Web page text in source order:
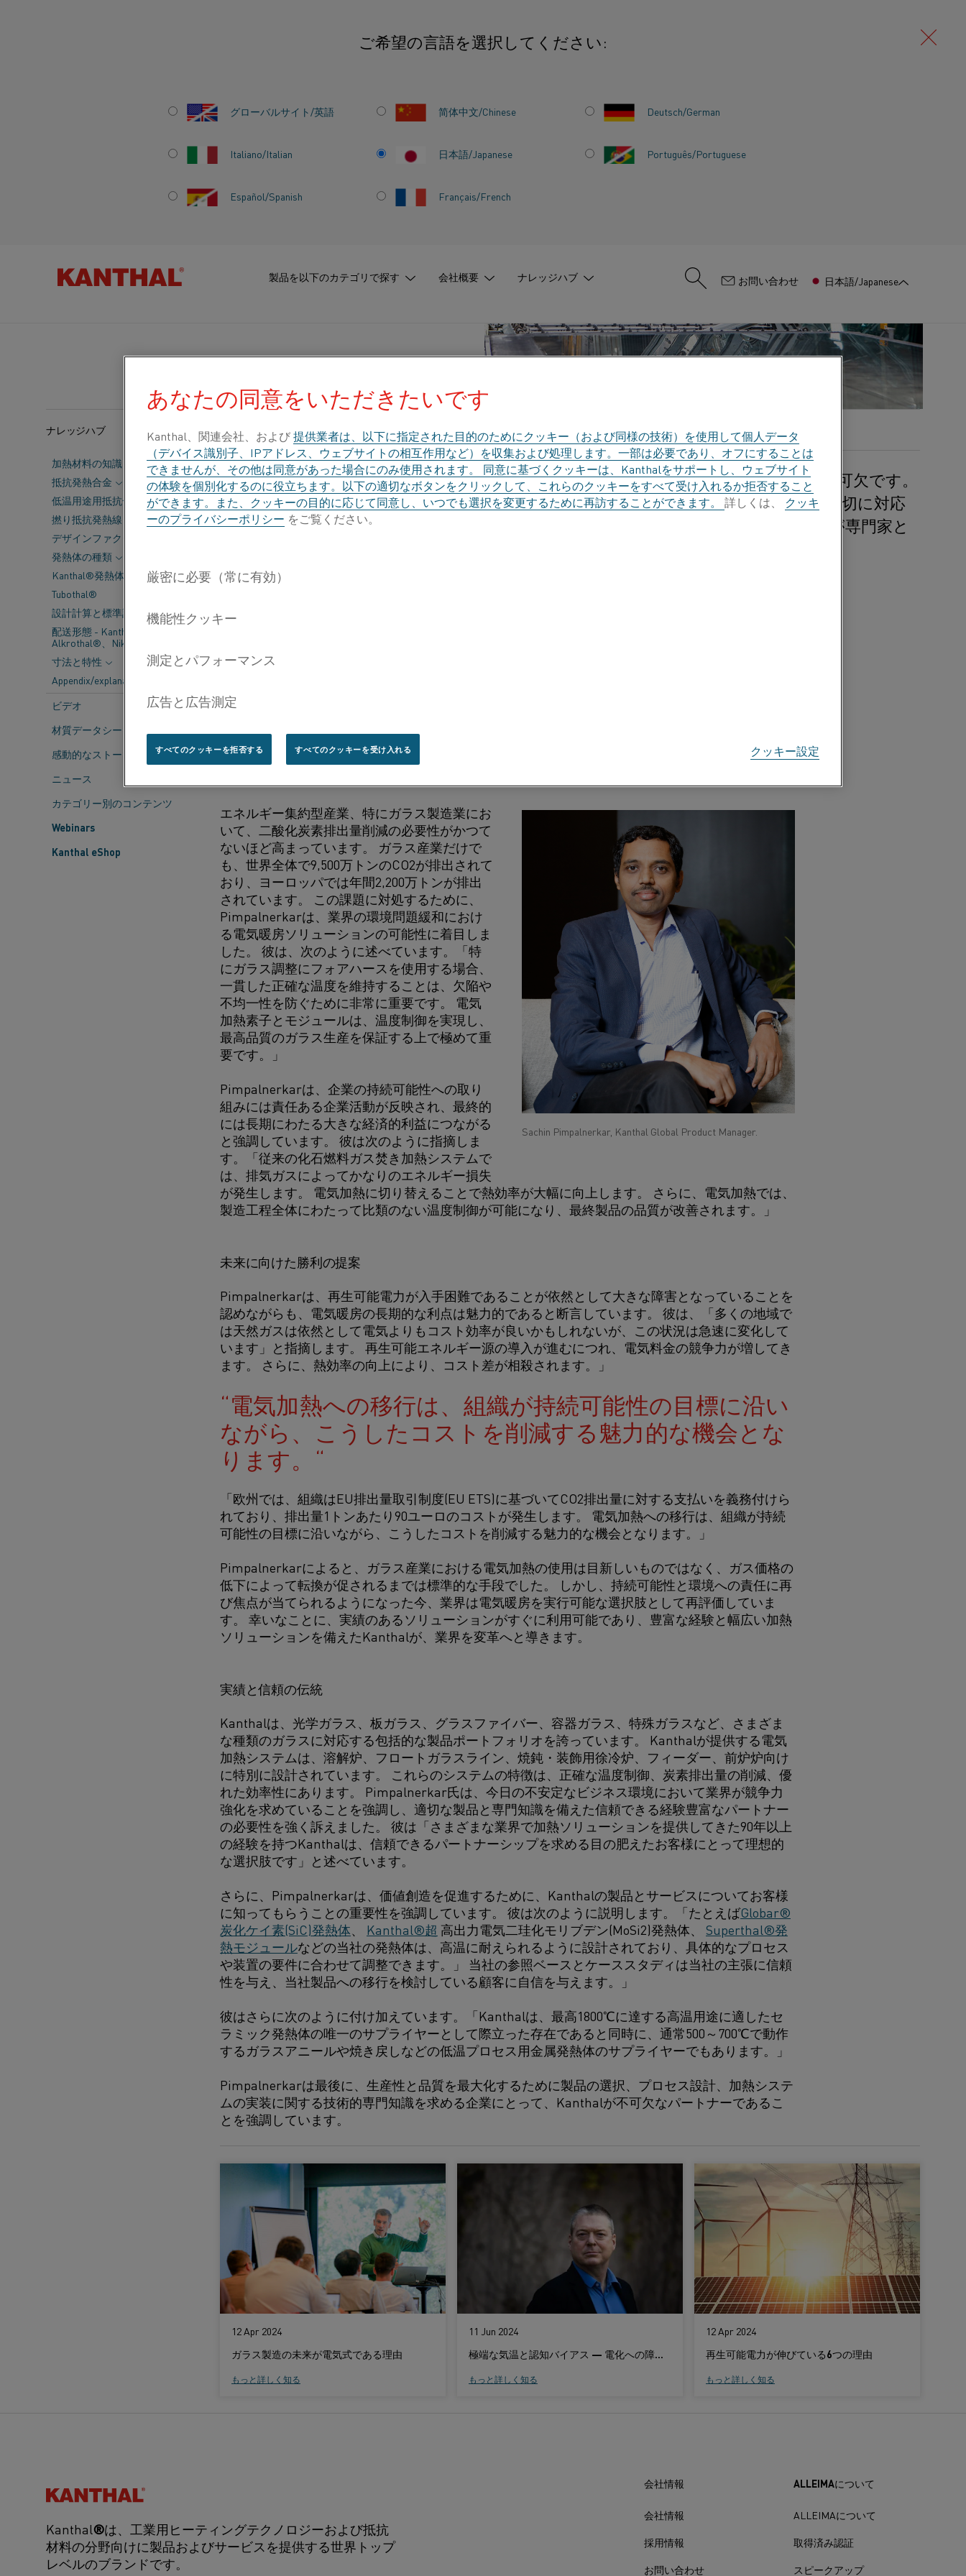
ご希望の言語を選択してください:
グローバルサイト/英語 简体中文/Chinese Deutsch/German
Italiano/Italian 日本語/Japanese Português/Portuguese
Español/Spanish Français/French
製品を以下のカテゴリで探す 会社概要 ナレッジハブ : お問い合わせ 日本語/Japanese
感動的なストーリー
題を克服
ナレッジハブ
加熱材料の知識
抵抗発熱合金
低温用途用抵抗合金
撚り抵抗発熱線
デザインファクター
発熱体の種類
Kanthal®発熱体の主要データ
Tubothal®
設計計算と標準許容差
配送形態 - Kanthal®、
Alkrothal®、Nikrothal®
寸法と特性
Appendix/explanations
ビデオ
材質データシート
感動的なストーリー
ニュース
カテゴリー別のコンテンツ
Webinars
Kanthal eShop
カテゴリー: ガラス 発行済み 12 4月 2024
持続可能なガラス生産には、加熱ソリューションをガスから電気に移行することが不可欠です。
ただし、この切り替えには課題が伴うことを認識することが重要です。 この変化に適切に対応
するために、KanthalグローバルプロダクトマネージャーであるSachin Pimpalnerkarが専門家と
ガラス製造は、メソポタミアで砂、ソーダ、石灰を混ぜる技術が発見されて以来、長い道のりを歩
は新たな課題に直面しています。 KanthalのグローバルプロダクトマネージャーであるSachin
ら生じる課題を克服する上で、信頼できるパートナーになる方法かを説明します。
持続可能性と効率性の融合
欠陥や不整合を防ぐには、一貫した正確な温度を維持
することが重要です。
Sachin Pimpalnerkar, Kanthal Global Product Manager.
エネルギー集約型産業、特にガラス製造業にお
いて、二酸化炭素排出量削減の必要性がかつて
ないほど高まっています。 ガラス産業だけで
も、世界全体で9,500万トンのCO2が排出されて
おり、ヨーロッパでは年間2,200万トンが排出
されています。 この課題に対処するために、
Pimpalnerkarは、業界の環境問題緩和におけ
る電気暖房ソリューションの可能性に着目しま
した。 彼は、次のように述べています。「特
にガラス調整にフォアハースを使用する場合、
一貫した正確な温度を維持することは、欠陥や
不均一性を防ぐために非常に重要です。 電気
加熱素子とモジュールは、温度制御を実現し、
最高品質のガラス生産を保証する上で極めて重
要です。」
Pimpalnerkarは、企業の持続可能性への取り
組みには責任ある企業活動が反映され、最終的
には長期にわたる大きな経済的利益につながる
と強調しています。 彼は次のように指摘しま
す。「従来の化石燃料ガス焚き加熱システムで
は、排気ガスによってかなりのエネルギー損失
が発生します。 電気加熱に切り替えることで熱効率が大幅に向上します。 さらに、電気加熱では、
製造工程全体にわたって比類のない温度制御が可能になり、最終製品の品質が改善されます。」
未来に向けた勝利の提案
Pimpalnerkarは、再生可能電力が入手困難であることが依然として大きな障害となっていることを
認めながらも、電気暖房の長期的な利点は魅力的であると断言しています。 彼は、「多くの地域で
は天然ガスは依然として電気よりもコスト効率が良いかもしれないが、この状況は急速に変化して
います」と指摘します。 再生可能エネルギー源の導入が進むにつれ、電気料金の競争力が増してき
ます。 さらに、熱効率の向上により、コスト差が相殺されます。」
電気加熱への移行は、組織が持続可能性の目標に沿い
ながら、こうしたコストを削減する魅力的な機会とな
ります。
「欧州では、組織はEU排出量取引制度(EU ETS)に基づいてCO2排出量に対する支払いを義務付けら
れており、排出量1トンあたり90ユーロのコストが発生します。 電気加熱への移行は、組織が持続
可能性の目標に沿いながら、こうしたコストを削減する魅力的な機会となります。」
Pimpalnerkarによると、ガラス産業における電気加熱の使用は目新しいものではなく、ガス価格の
低下によって転換が促されるまでは標準的な手段でした。 しかし、持続可能性と環境への責任に再
び焦点が当てられるようになった今、業界は電気暖房を実行可能な選択肢として再評価していま
す。 幸いなことに、実績のあるソリューションがすぐに利用可能であり、豊富な経験と幅広い加熱
ソリューションを備えたKanthalが、業界を変革へと導きます。
実績と信頼の伝統
Kanthalは、光学ガラス、板ガラス、グラスファイバー、容器ガラス、特殊ガラスなど、さまざま
な種類のガラスに対応する包括的な製品ポートフォリオを誇っています。 Kanthalが提供する電気
加熱システムは、溶解炉、フロートガラスライン、焼鈍・装飾用徐冷炉、フィーダー、前炉炉向け
に特別に設計されています。 これらのシステムの特徴は、正確な温度制御、炭素排出量の削減、優
れた効率性にあります。 Pimpalnerkar氏は、今日の不安定なビジネス環境において業界が競争力
強化を求めていることを強調し、適切な製品と専門知識を備えた信頼できる経験豊富なパートナー
の必要性を強く訴えました。 彼は「さまざまな業界で加熱ソリューションを提供してきた90年以上
の経験を持つKanthalは、信頼できるパートナーシップを求める目の肥えたお客様にとって理想的
な選択肢です」と述べています。
さらに、Pimpalnerkarは、価値創造を促進するために、Kanthalの製品とサービスについてお客様
に知ってもらうことの重要性を強調しています。 彼は次のように説明します。「たとえばGlobar®
炭化ケイ素(SiC)発熱体、 Kanthal®超 高出力電気二珪化モリブデン(MoSi2)発熱体、 Superthal®発
熱モジュールなどの当社の発熱体は、高温に耐えられるように設計されており、具体的なプロセス
や装置の要件に合わせて調整できます。」 当社の参照ベースとケーススタディは当社の主張に信頼
性を与え、当社製品への移行を検討している顧客に自信を与えます。」
彼はさらに次のように付け加えています。「Kanthalは、最高1800℃に達する高温用途に適したセ
ラミック発熱体の唯一のサプライヤーとして際立った存在であると同時に、通常500～700℃で動作
するガラスアニールや焼き戻しなどの低温プロセス用金属発熱体のサプライヤーでもあります。」
Pimpalnerkarは最後に、生産性と品質を最大化するために製品の選択、プロセス設計、加熱システ
ムの実装に関する技術的専門知識を求める企業にとって、Kanthalが不可欠なパートナーであるこ
とを強調しています。
12 Apr 2024
ガラス製造の未来が電気式である理由
もっと詳しく知る
11 Jun 2024
極端な気温と認知バイアス — 電化への障壁を克服するために
もっと詳しく知る
12 Apr 2024
再生可能電力が伸びている6つの理由
もっと詳しく知る
Kanthal®
Kanthal®は、工業用ヒーティングテクノロジーおよび抵抗
材料の分野向けに製品およびサービスを提供する世界トップ
レベルのブランドです。
会社情報
会社情報
採用情報
お問い合わせ
ALLEIMAについて
ALLEIMAについて
取得済み認証
スピークアップ
あなたの同意をいただきたいです
Kanthal、関連会社、および提供業者は、以下に指定された目的のためにクッキー（および同様の技術）を使用して個人データ
（デバイス識別子、IPアドレス、ウェブサイトの相互作用など）を収集および処理します。一部は必要であり、オフにすることは
できませんが、その他は同意があった場合にのみ使用されます。 同意に基づくクッキーは、Kanthalをサポートし、ウェブサイト
の体験を個別化するのに役立ちます。以下の適切なボタンをクリックして、これらのクッキーをすべて受け入れるか拒否すること
ができます。また、クッキーの目的に応じて同意し、いつでも選択を変更するために再訪することができます。 詳しくは、 クッキ
ーのプライバシーポリシー をご覧ください。
クッキー設定
すべてのクッキーを拒否する すべてのクッキーを受け入れる